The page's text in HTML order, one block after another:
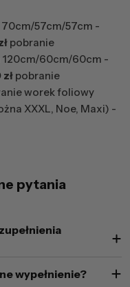
57cm/57cm -
pobranie
60cm/60cm -
pobranie
worek foliowy
XXXL, Noe, Maxi) -
pytania
wypełnienie?